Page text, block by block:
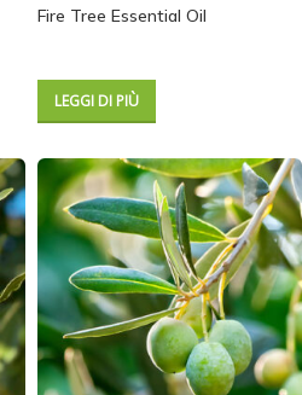
Fire Tree Essential Oil
LEGGI DI PIÙ